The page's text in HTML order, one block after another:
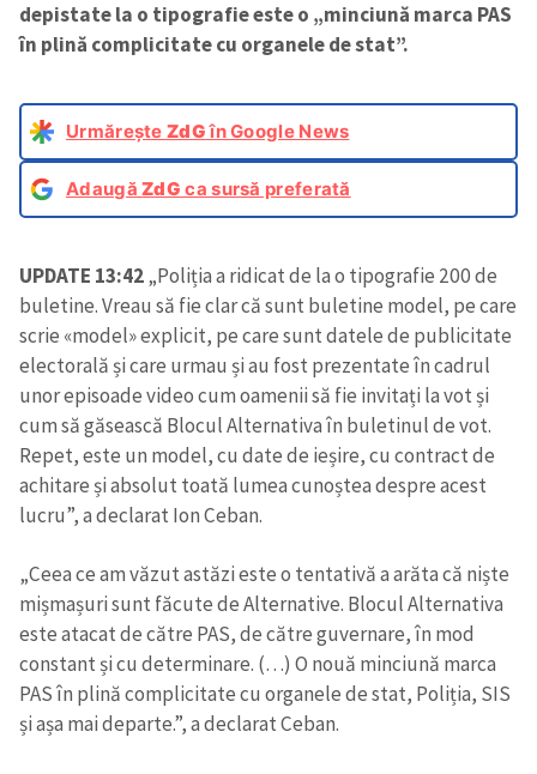
depistate la o tipografie este o „minciună marca PAS
în plină complicitate cu organele de stat”.
Urmărește ZdGîn Google News
AdaugăZdG ca sursă preferată
UPDATE 13:42„Poliția a ridicat de la o tipografie 200 de
buletine. Vreau să fie clar că sunt buletine model, pe care
scrie «model» explicit, pe care sunt datele de publicitate
electorală și care urmau și au fost prezentate în cadrul
unor episoade video cum oamenii să fie invitați la vot și
cum să găsească Blocul Alternativa în buletinul de vot.
Repet, este un model, cu date de ieșire, cu contract de
achitare și absolut toată lumea cunoștea despre acest
lucru”, a declarat Ion Ceban.
„Ceea ce am văzut astăzi este o tentativă a arăta că niște
mișmașuri sunt făcute de Alternative. Blocul Alternativa
este atacat de către PAS, de către guvernare, în mod
constant și cu determinare. (…) O nouă minciună marca
PAS în plină complicitate cu organele de stat, Poliția, SIS
și așa mai departe.”, a declarat Ceban.